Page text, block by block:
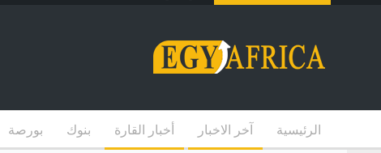
الرئيسية آخر الاخبار أخبار القارة بنوك بورصة